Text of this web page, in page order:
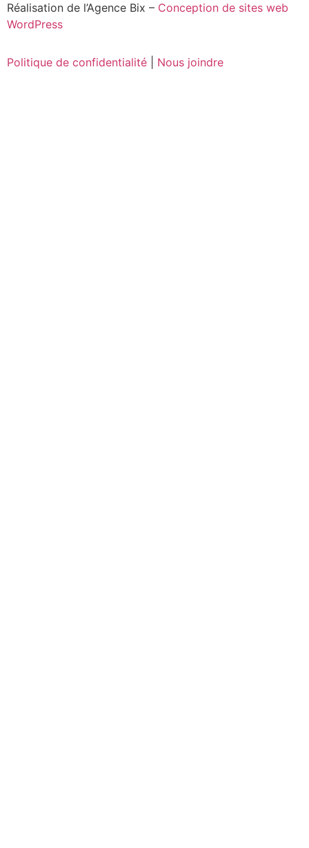
Réalisation de l’Agence Bix – Conception de sites web
WordPress
Politique de confidentialité Nous joindre